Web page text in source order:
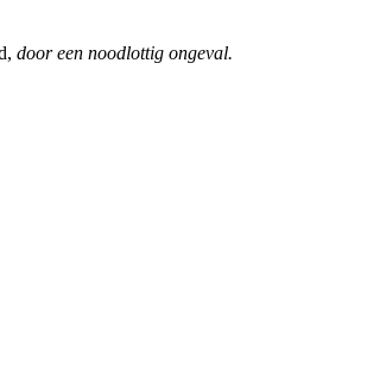
door een noodlottig ongeval.